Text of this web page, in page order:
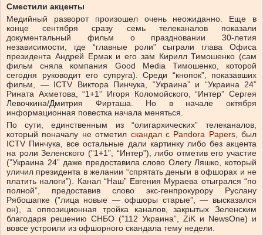
Сместили акценты
Медийный разворот произошел очень неожиданно. Еще в
конце сентября сразу семь телеканалов показали
документальный фильм о праздновании 30-летия
независимости, где “главные роли” сыграли глава Офиса
президента Андрей Ермак и его зам Кирилл Тимошенко (сам
фильм сняла компания Good Media Тимошенко, которой
сегодня руководит его супруга). Среди “кнопок”, показавших
фильм, — ICTV Виктора Пинчука, “Украина” и “Украина 24”
Рината Ахметова, “1+1” Игоря Коломойского, “Интер” Сергея
Левочкина/Дмитрия Фирташа. Но в начале октября
информационная повестка начала меняться.
По сути, единственным из “олигархических” телеканалов,
который поначалу не отметил скандал с Pandora Papers, был
ICTV Пинчука, все остальные дали картинку либо без акцента
на роли Зеленского (”1+1”, “Интер”), либо отметив его участие
(”Украина 24” даже предоставила слово Олегу Ляшко, который
уличил президента в желании “спрятать деньги в офшорах и не
платить налоги”). Канал “Наш” Евгения Мураева отыгрался “по
полной”, предоставив слово экс-генпрокурору Руслану
Рябошапке (”лица новые — офшоры старые”, — высказался
он), а оппозиционная тройка каналов, закрытых Зеленским
благодаря решению СНБО (”112 Украина”, ZiK и NewsOne) и
вовсе устроили из офшорного скандала тему недели.